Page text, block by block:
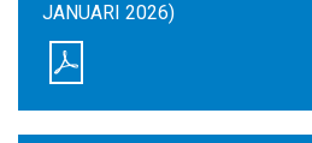
JANUARI 2026)